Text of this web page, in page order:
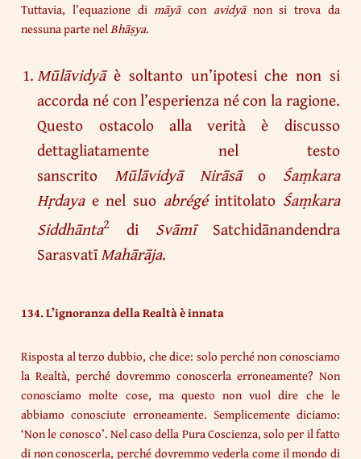
Tuttavia, l’equazione dimāyācon avidyā non si trova da
nessuna parte nelBhāṣya.
Mūlāvidyāè soltanto un’ipotesi che non si
accorda né con l’esperienza né con la ragione.
Questo ostacolo alla verità è discusso
dettagliatamente nel testo
sanscrito Mūlāvidyā Nirāsāo Śaṃkara
Hṛdayae nel suo abrégéintitolato Śaṃkara
Siddhānta2 di Svāmī Satchidānandendra
SarasvatīMahārāja.
134. L’ignoranza della Realtà è innata
Risposta al terzo dubbio, che dice: solo perché non conosciamo
la Realtà, perché dovremmo conoscerla erroneamente? Non
conosciamo molte cose, ma questo non vuol dire che le
abbiamo conosciute erroneamente. Semplicemente diciamo:
‘Non le conosco’. Nel caso della Pura Coscienza, solo per il fatto
di non conoscerla, perché dovremmo vederla come il mondo di